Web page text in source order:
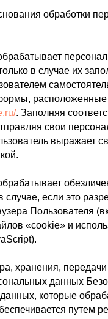
обработки
в случае их
расположенные
. Заполняя
свои
выражает
случае, если это
Пользователя
«cookie» и
хранения, передачи
данных
которые
путем